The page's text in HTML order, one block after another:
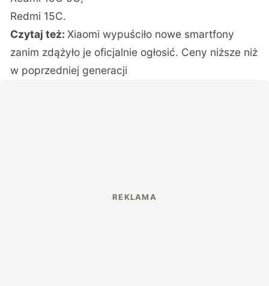
Redmi 15C.
Czytaj też:Xiaomi wypuściło nowe smartfony
zanim zdążyło je oficjalnie ogłosić. Ceny niższe niż
w poprzedniej generacji